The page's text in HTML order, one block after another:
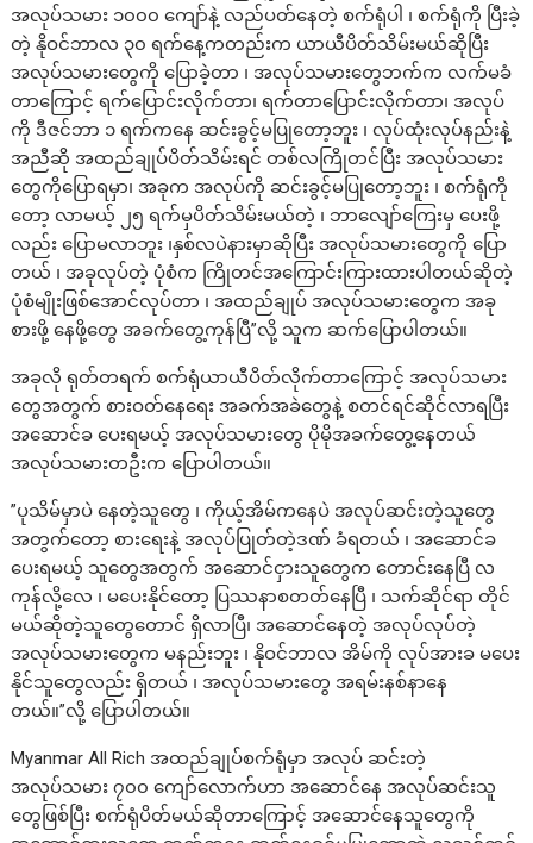
အလုပ်သမား ၁၀၀၀ ကျော်နဲ့ လည်ပတ်နေတဲ့ စက်ရုံပါ ၊ စက်ရုံကို ပြီးခဲ့
တဲ့ နိုဝင်ဘာလ ၃၀ ရက်နေ့ကတည်းက ယာယီပိတ်သိမ်းမယ်ဆိုပြီး
အလုပ်သမားတွေကို ပြောခဲ့တာ ၊ အလုပ်သမားတွေဘက်က လက်မခံ
တာကြောင့် ရက်ပြောင်းလိုက်တာ၊ ရက်တာပြောင်းလိုက်တာ၊ အလုပ်
ကို ဒီဇင်ဘာ ၁ ရက်ကနေ ဆင်းခွင့်မပြုတော့ဘူး ၊ လုပ်ထုံးလုပ်နည်းနဲ့
အညီဆို အထည်ချုပ်ပိတ်သိမ်းရင် တစ်လကြိုတင်ပြီး အလုပ်သမား
တွေကိုပြောရမှာ၊ အခုက အလုပ်ကို ဆင်းခွင့်မပြုတော့ဘူး ၊ စက်ရုံကို
တော့ လာမယ့် ၂၅ ရက်မှပိတ်သိမ်းမယ်တဲ့ ၊ ဘာလျော်ကြေးမှ ပေးဖို့
လည်း ပြောမလာဘူး ၊နှစ်လပဲနားမှာဆိုပြီး အလုပ်သမားတွေကို ပြော
တယ် ၊ အခုလုပ်တဲ့ ပုံစံက ကြိုတင်အကြောင်းကြားထားပါတယ်ဆိုတဲ့
ပုံစံမျိုးဖြစ်အောင်လုပ်တာ ၊ အထည်ချုပ် အလုပ်သမားတွေက အခု
စားဖို့ နေဖို့တွေ အခက်တွေ့ကုန်ပြီ”လို့ သူက ဆက်ပြောပါတယ်။
အခုလို ရုတ်တရက် စက်ရုံယာယီပိတ်လိုက်တာကြောင့် အလုပ်သမား
တွေအတွက် စားဝတ်နေရေး အခက်အခဲတွေနဲ့ စတင်ရင်ဆိုင်လာရပြီး
အဆောင်ခ ပေးရမယ့် အလုပ်သမားတွေ ပိုမိုအခက်တွေ့နေတယ်
အလုပ်သမားတဦးက ပြောပါတယ်။
”ပုသိမ်မှာပဲ နေတဲ့သူတွေ ၊ ကိုယ့်အိမ်ကနေပဲ အလုပ်ဆင်းတဲ့သူတွေ
အတွက်တော့ စားရေးနဲ့ အလုပ်ပြုတ်တဲ့ဒဏ် ခံရတယ် ၊ အဆောင်ခ
ပေးရမယ့် သူတွေအတွက် အဆောင်ငှားသူတွေက တောင်းနေပြီ လ
ကုန်လို့လေ ၊ မပေးနိုင်တော့ ပြဿနာစတတ်နေပြီ ၊ သက်ဆိုင်ရာ တိုင်
မယ်ဆိုတဲ့သူတွေတောင် ရှိလာပြီ၊ အဆောင်နေတဲ့ အလုပ်လုပ်တဲ့
အလုပ်သမားတွေက မနည်းဘူး ၊ နိုဝင်ဘာလ အိမ်ကို လုပ်အားခ မပေး
နိုင်သူတွေလည်း ရှိတယ် ၊ အလုပ်သမားတွေ အရမ်းနစ်နာနေ
တယ်။”လို့ ပြောပါတယ်။
Myanmar All Rich အထည်ချုပ်စက်ရုံမှာ အလုပ် ဆင်းတဲ့
အလုပ်သမား ၇၀၀ ကျော်လောက်ဟာ အဆောင်နေ အလုပ်ဆင်းသူ
တွေဖြစ်ပြီး စက်ရုံပိတ်မယ်ဆိုတာကြောင့် အဆောင်နေသူတွေကို